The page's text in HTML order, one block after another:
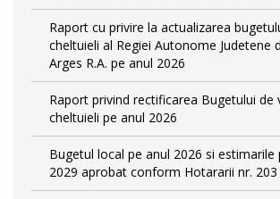
Raport cu privire la actualizarea
cheltuieli al Regiei Autonome Judetene
Arges R.A. pe anul 2026
Raport privind rectificarea Bugetului de
cheltuieli pe anul 2026
Bugetul local pe anul 2026 si estimarile
2029 aprobat conform Hotararii nr. 203